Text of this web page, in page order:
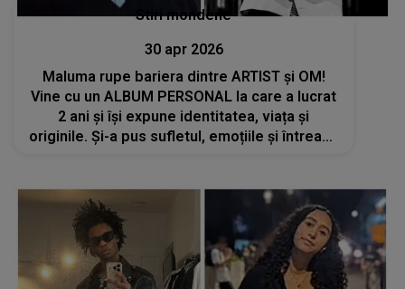
Stiri mondene
30 apr 2026
Maluma rupe bariera dintre ARTIST și OM!
Vine cu un ALBUM PERSONAL la care a lucrat
2 ani și își expune identitatea, viața și
originile. Și-a pus sufletul, emoțiile și întreaga